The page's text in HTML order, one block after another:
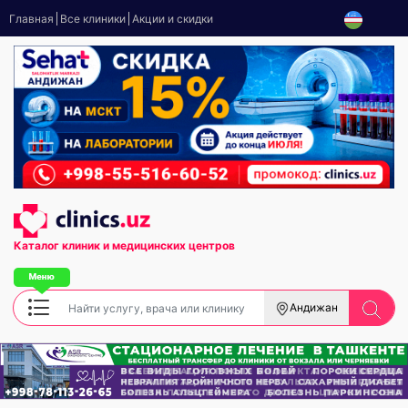
Главная Все клиники Акции и скидки
Каталог клиник и медицинских центров
Андижан